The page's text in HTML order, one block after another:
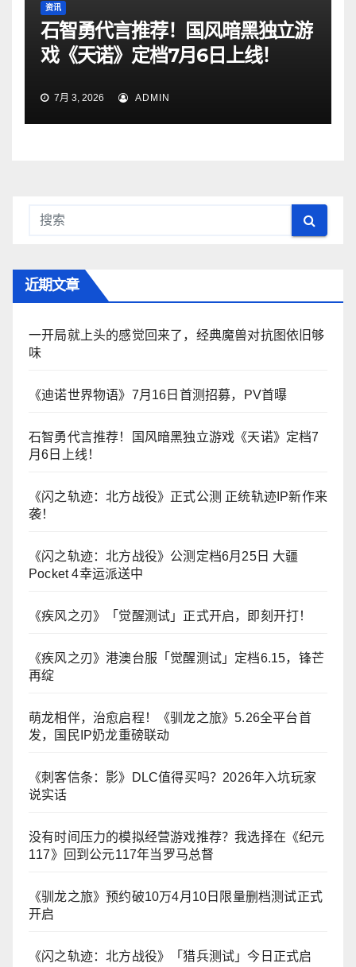
资讯
石智勇代言推荐！国风暗黑独立游
戏《天诺》定档7月6日上线！
7月 3, 2026 ADMIN
近期文章
一开局就上头的感觉回来了，经典魔兽对抗图依旧够
味
《迪诺世界物语》7月16日首测招募，PV首曝
石智勇代言推荐！国风暗黑独立游戏《天诺》定档7
月6日上线！
《闪之轨迹：北方战役》正式公测 正统轨迹IP新作来
袭！
《闪之轨迹：北方战役》公测定档6月25日 大疆
Pocket 4幸运派送中
《疾风之刃》「觉醒测试」正式开启，即刻开打！
《疾风之刃》港澳台服「觉醒测试」定档6.15，锋芒
再绽
萌龙相伴，治愈启程！《驯龙之旅》5.26全平台首
发，国民IP奶龙重磅联动
《刺客信条：影》DLC值得买吗？2026年入坑玩家
说实话
没有时间压力的模拟经营游戏推荐？我选择在《纪元
117》回到公元117年当罗马总督
《驯龙之旅》预约破10万4月10日限量删档测试正式
开启
《闪之轨迹：北方战役》「猎兵测试」今日正式启